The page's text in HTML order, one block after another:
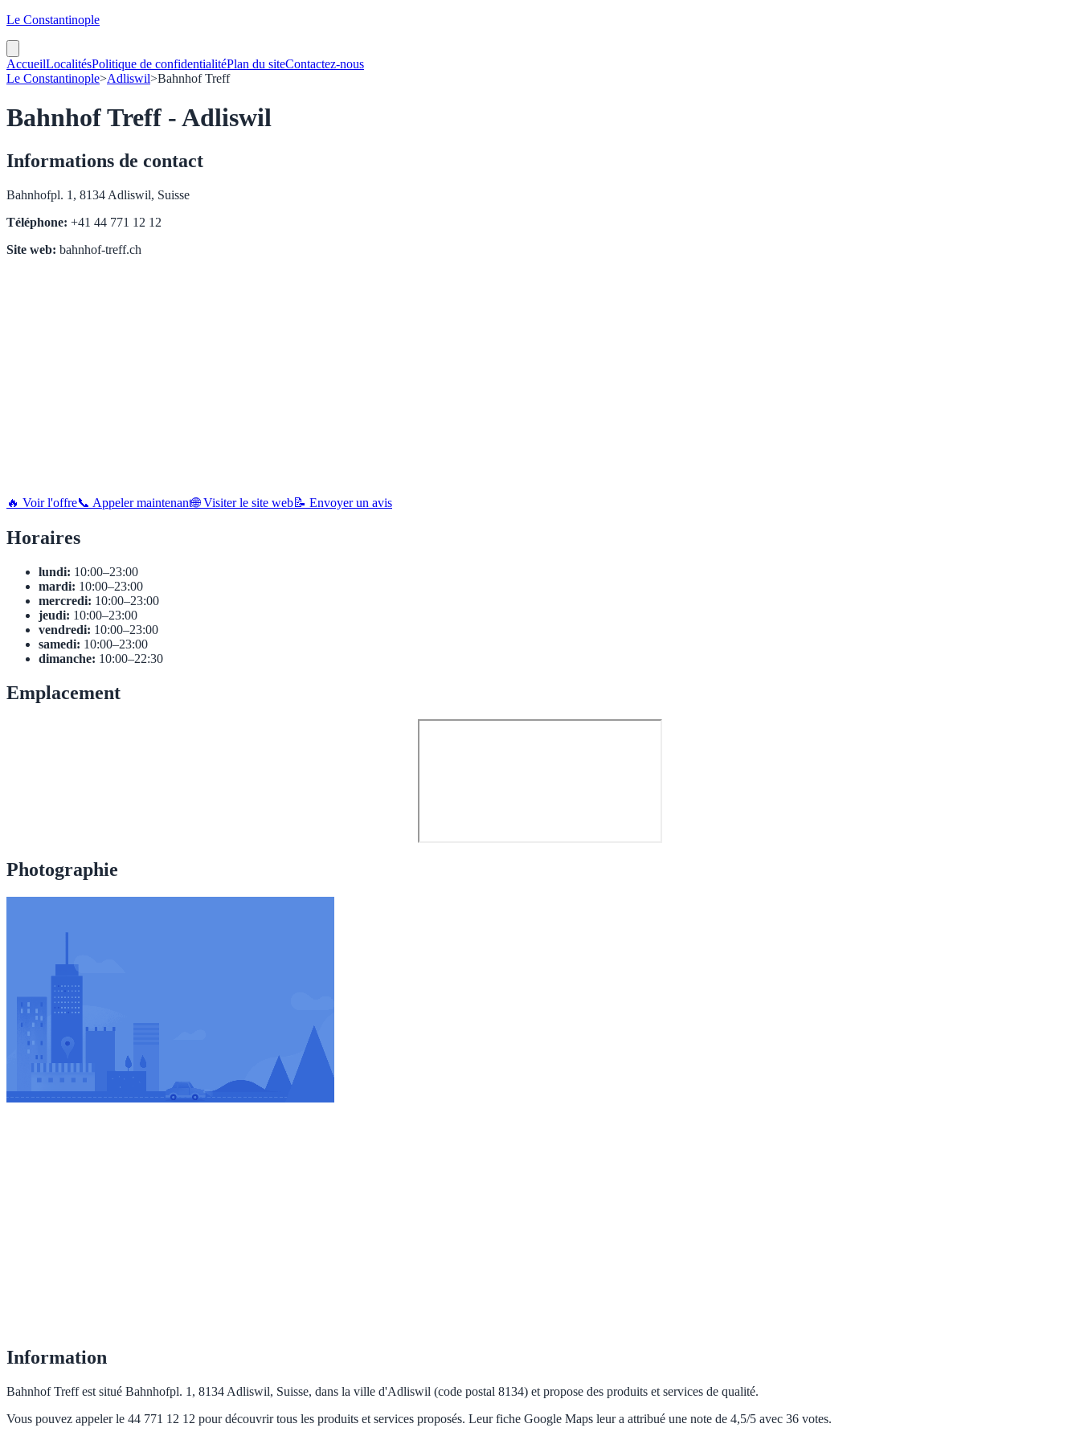
Le Constantinople
AccueilLocalitésPolitique de confidentialitéPlan du siteContactez-nous
Le Constantinople>Adliswil>Bahnhof Treff
Bahnhof Treff - Adliswil
Informations de contact
Bahnhofpl. 1, 8134 Adliswil, Suisse
Téléphone: +41 44 771 12 12
Site web: bahnhof-treff.ch
🔥 Voir l'offre📞 Appeler maintenant🌐 Visiter le site web📝 Envoyer un avis
Horaires
lundi: 10:00–23:00
mardi: 10:00–23:00
mercredi: 10:00–23:00
jeudi: 10:00–23:00
vendredi: 10:00–23:00
samedi: 10:00–23:00
dimanche: 10:00–22:30
Emplacement
Photographie
Information
Bahnhof Treff est situé Bahnhofpl. 1, 8134 Adliswil, Suisse, dans la ville d'Adliswil (code postal 8134) et propose des produits et services de qualité.
Vous pouvez appeler le 44 771 12 12 pour découvrir tous les produits et services proposés. Leur fiche Google Maps leur a attribué une note de 4,5/5 avec 36 votes.